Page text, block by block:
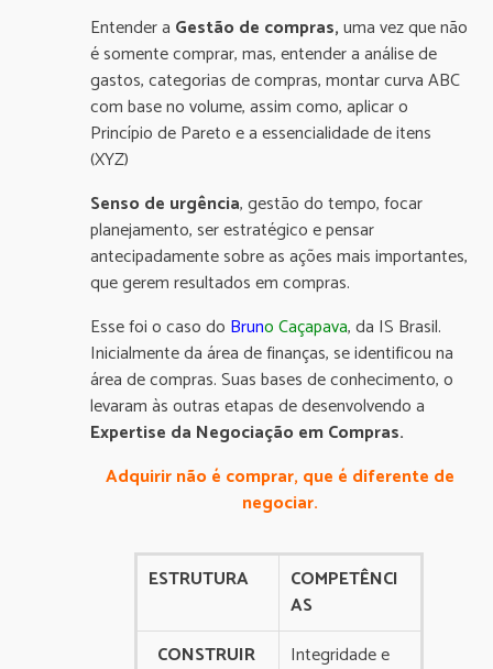
Entender a Gestão de compras,uma vez que não
é somente comprar, mas, entender a análise de
gastos, categorias de compras, montar curva ABC
com base no volume, assim como, aplicar o
Princípio de Pareto e a essencialidade de itens
(XYZ)
Senso de urgência, gestão do tempo, focar
planejamento, ser estratégico e pensar
antecipadamente sobre as ações mais importantes,
que gerem resultados em compras.
Esse foi o caso do Bruno Caçapava, da IS Brasil.
Inicialmente da área de finanças, se identificou na
área de compras. Suas bases de conhecimento, o
levaram às outras etapas de desenvolvendo a
Expertise da Negociação em Compras.
Adquirir não é comprar, que é diferente de
negociar.
ESTRUTURA
COMPETÊNCI
AS
CONSTRUIR
Integridade e